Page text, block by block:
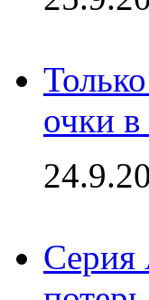
очки
Серия